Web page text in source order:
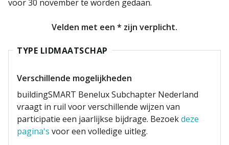
voor 30 november te worden gedaan.
Velden met een * zijn verplicht.
TYPE LIDMAATSCHAP
Verschillende mogelijkheden
buildingSMART Benelux Subchapter Nederland
vraagt in ruil voor verschillende wijzen van
participatie een jaarlijkse bijdrage. Bezoekdeze
pagina's voor een volledige uitleg.